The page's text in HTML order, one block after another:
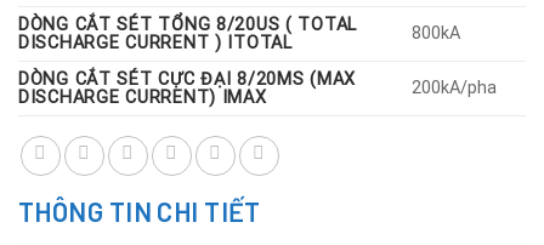
DÒNG CẮT SÉT TỔNG 8/20US ( TOTAL
DISCHARGE CURRENT ) ITOTAL
800kA
DÒNG CẮT SÉT CỰC ĐẠI 8/20ΜS (MAX
DISCHARGE CURRENT) IMAX
200kA/pha
THÔNG TIN CHI TIẾT